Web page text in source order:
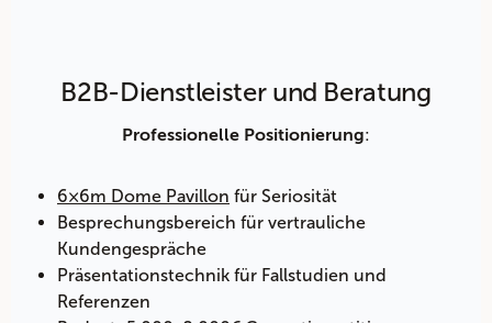
B2B-Dienstleister und Beratung
Professionelle Positionierung:
6×6m Dome Pavillon für Seriosität
Besprechungsbereich für vertrauliche
Kundengespräche
Präsentationstechnik für Fallstudien und
Referenzen